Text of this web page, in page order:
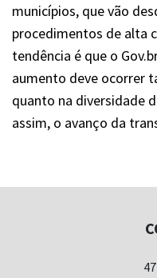
municípios, que vão
procedimentos de alta
tendência é que o
aumento deve ocorrer
quanto na diversidade
assim, o avanço da